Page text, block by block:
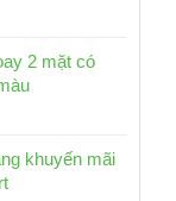
2 mặt có
khuyến mãi